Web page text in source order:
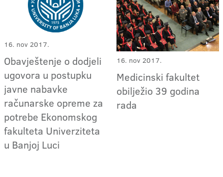
16. nov 2017.
Obavještenje o dodjeli
ugovora u postupku
javne nabavke
računarske opreme za
potrebe Ekonomskog
fakulteta Univerziteta
u Banjoj Luci
16. nov 2017.
Medicinski fakultet
obilježio 39 godina
rada